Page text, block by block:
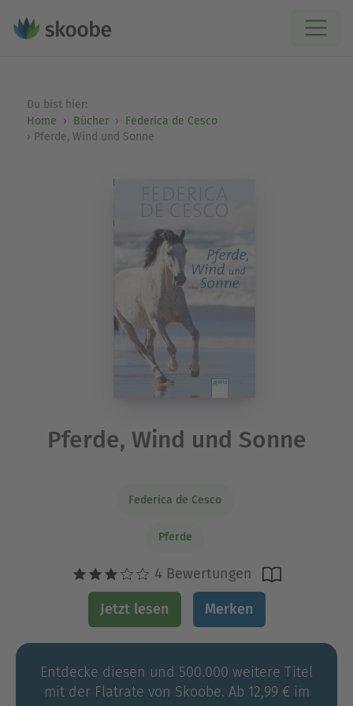
Du bist hier:
Home
Bücher
Federica de Cesco
Pferde, Wind und Sonne
Pferde, Wind und Sonne
Federica de Cesco
Pferde
4 Bewertungen
Jetzt lesen Merken
Entdecke diesen und 500.000 weitere Titel
mit der Flatrate von Skoobe. Ab 12,99 € im